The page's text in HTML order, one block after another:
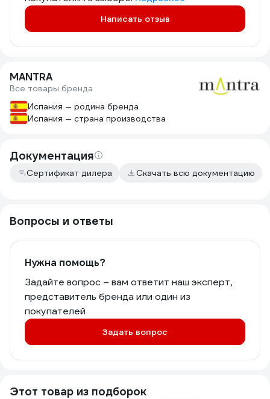
Написать отзыв
MANTRA
Все товары бренда
Испания — родина бренда
Испания — страна производства
Документация
Сертификат дилера Скачать всю документацию
Вопросы и ответы
Нужна помощь?
Задайте вопрос – вам ответит наш эксперт,
представитель бренда или один из
покупателей
Задать вопрос
Этот товар из подборок